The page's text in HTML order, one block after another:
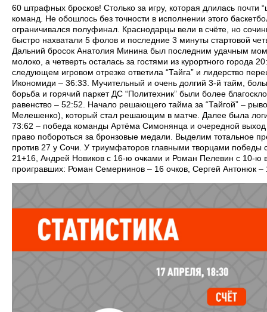
60 штрафных бросков! Столько за игру, которая длилась почти
команд. Не обошлось без точности в исполнении этого
ограничивался полуфинал. Краснодарцы вели в счёте, но
быстро нахватали 5 фолов и последние 3 минуты стартовой
Дальний бросок Анатолия Минина был последним удачным
молоко, а четверть осталась за гостями из курортного города
следующем игровом отрезке ответила “Тайга” и лидерство
Икономиди – 36:33. Мучительный и очень долгий 3-й тайм,
борьба и горячий паркет ДС “Политехник” были более
равенство – 52:52. Начало решающего тайма за “Тайгой” –
Мелешенко), который стал решающим в матче. Далее была
73:62 – победа команды Артёма Симонянца и очередной
право побороться за бронзовые медали. Выделим тотальное
против 27 у Сочи. У триумфаторов главными творцами победы
21+16, Андрей Новиков с 16-ю очками и Роман Пелевин с 10-ю
проигравших: Роман Семернинов – 16 очков, Сергей Антонюк –